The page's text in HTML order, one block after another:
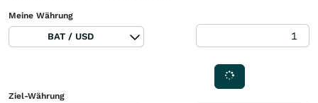
Meine Währung
BAT / USD
Ziel-Währung